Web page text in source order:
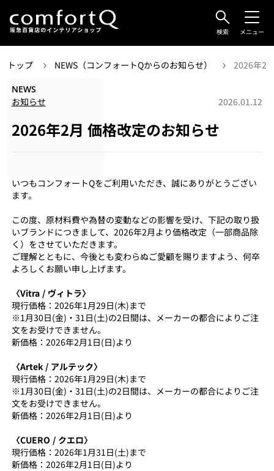
検索 メニュー
トップ NEWS（コンフォートQからのお知らせ） 2026年2
NEWS
お知らせ 2026.01.12
2026年2月 価格改定のお知らせ
いつもコンフォートQをご利用いただき、誠にありがとうござい
ます。
この度、原材料費や為替の変動などの影響を受け、下記の取り扱
いブランドにつきまして、2026年2月より価格改定（一部商品除
く）をさせていただきます。
ご理解とともに、今後とも変わらぬご愛顧を賜りますよう、何卒
よろしくお願い申し上げます。
〈Vitra / ヴィトラ〉
現行価格：2026年1月29日(木)まで
※1月30日(金)・31日(土)の2日間は、メーカーの都合によりご注
文をお受けできません。
新価格：2026年2月1日(日)より
〈Artek / アルテック〉
現行価格：2026年1月29日(木)まで
※1月30日(金)・31日(土)の2日間は、メーカーの都合によりご注
文をお受けできません。
新価格：2026年2月1日(日)より
〈CUERO / クエロ〉
現行価格：2026年1月31日(土)まで
新価格：2026年2月1日(日)より